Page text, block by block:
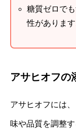
糖質ゼロで
性があります
アサヒオフの
アサヒオフには
味や品質を調整